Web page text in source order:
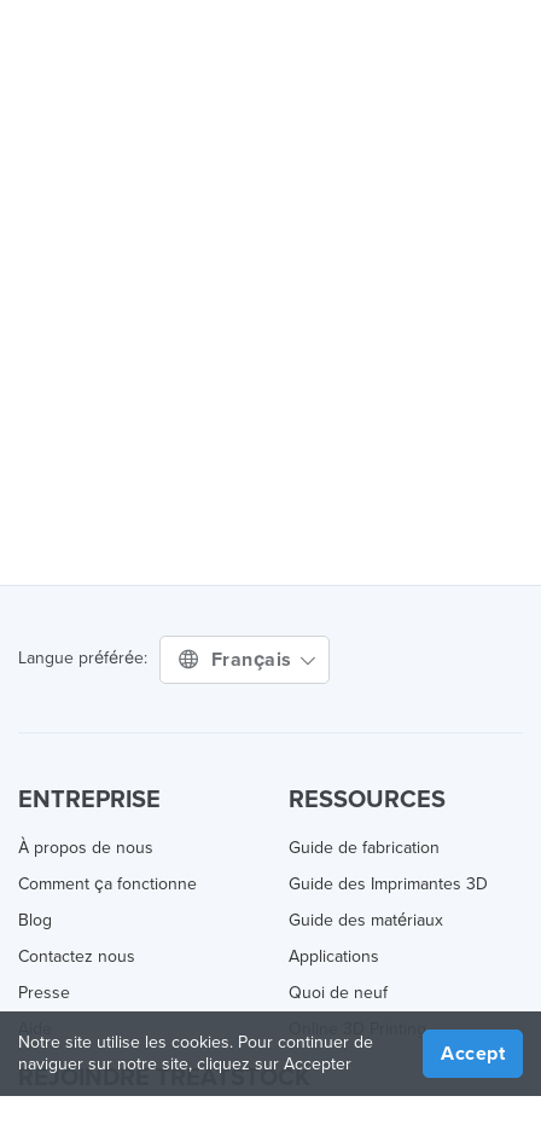
Langue préférée: Français
ENTREPRISE
À propos de nous
Comment ça fonctionne
Blog
Contactez nous
Presse
RESSOURCES
Guide de fabrication
Guide des Imprimantes 3D
Guide des matériaux
Applications
Quoi de neuf
Online 3D Printing
REJOINDRE TREATSTOCK
Notre site utilise les cookies. Pour continuer de
naviguer sur notre site, cliquez sur Accepter
Accept